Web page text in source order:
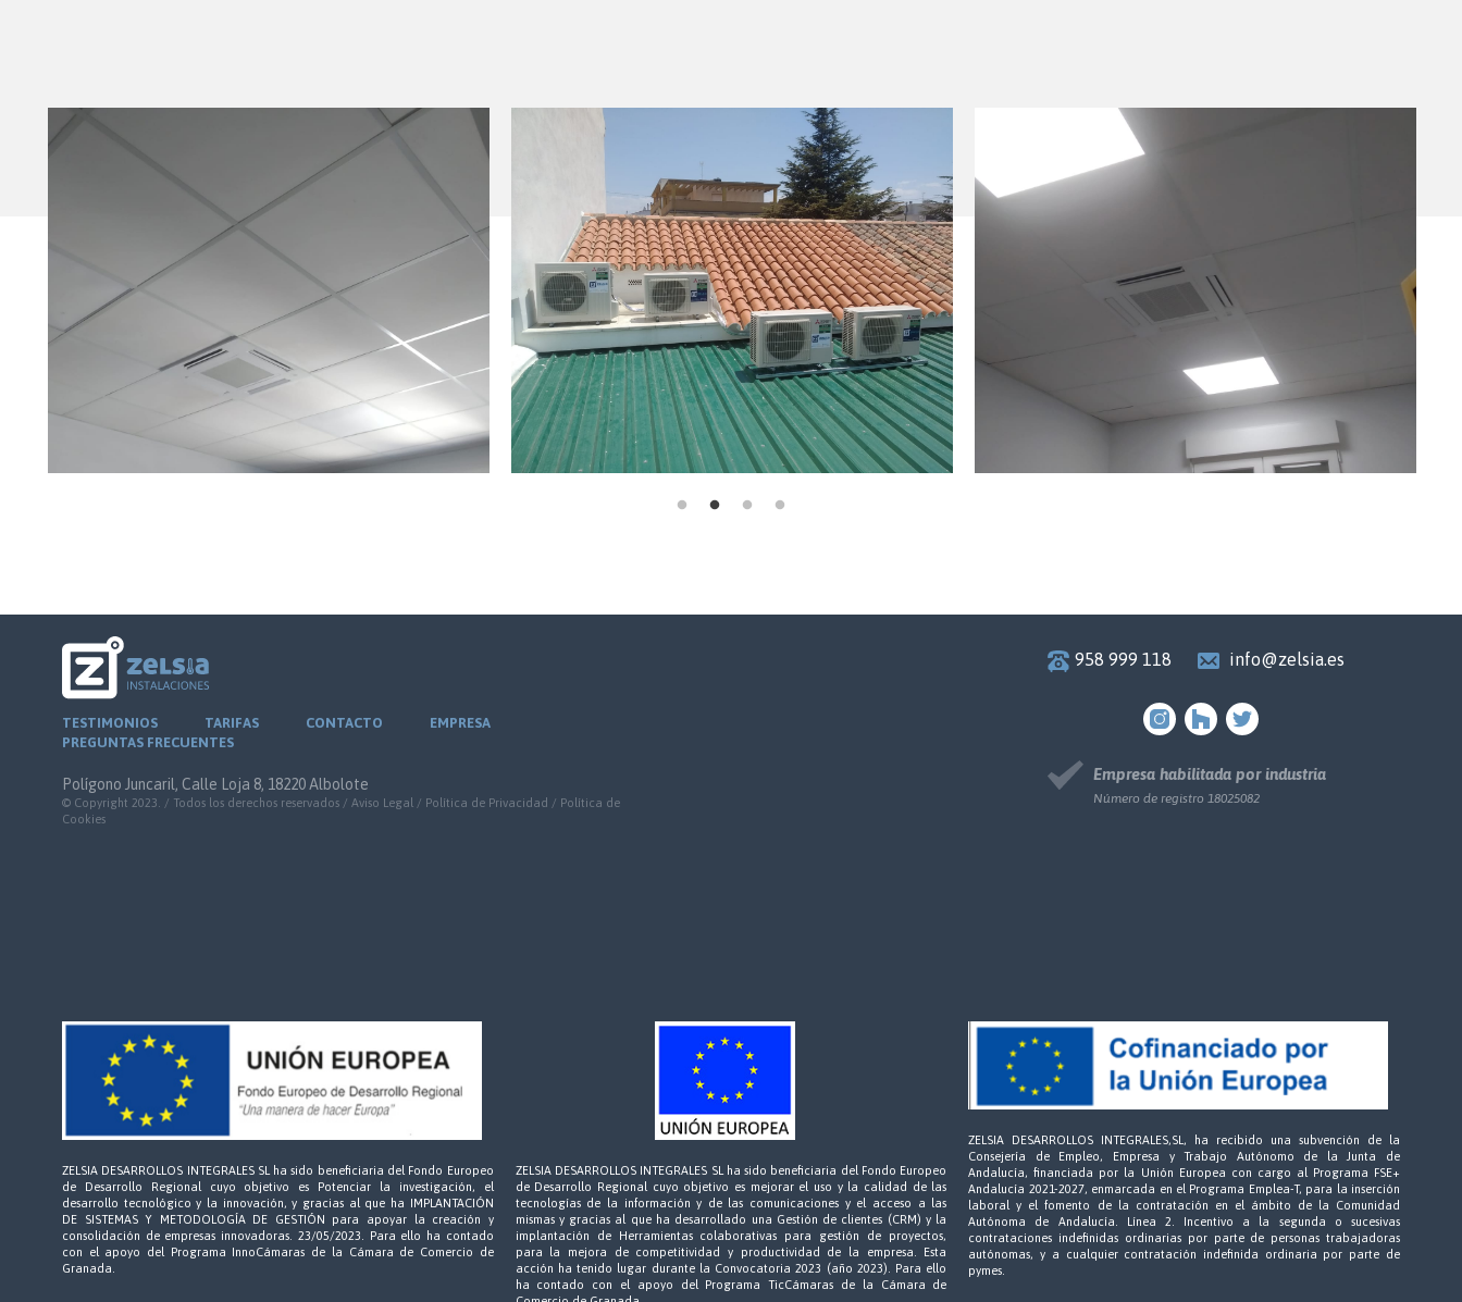
TESTIMONIOS TARIFAS CONTACTO
EMPRESA
PREGUNTAS FRECUENTES
Polígono Juncaril, Calle Loja 8, 18220 Albolote
© Copyright 2023. / Todos los derechos reservados / Aviso Legal / Política de Privacidad / Política de
Cookies
958 999 118 info@zelsia.es
Empresa habilitada por industria
Número de registro 18025082
ZELSIA DESARROLLOS INTEGRALES SL ha sido beneficiaria del Fondo Europeo
de Desarrollo Regional cuyo objetivo es Potenciar la investigación, el
desarrollo tecnológico y la innovación, y gracias al que ha IMPLANTACIÓN
DE SISTEMAS Y METODOLOGÍA DE GESTIÓN para apoyar la creación y
consolidación de empresas innovadoras. 23/05/2023. Para ello ha contado
con el apoyo del Programa InnoCámaras de la Cámara de Comercio de
Granada.
ZELSIA DESARROLLOS INTEGRALES SL ha sido beneficiaria del Fondo Europeo
de Desarrollo Regional cuyo objetivo es mejorar el uso y la calidad de las
tecnologías de la información y de las comunicaciones y el acceso a las
mismas y gracias al que ha desarrollado una Gestión de clientes (CRM) y la
implantación de Herramientas colaborativas para gestión de proyectos,
para la mejora de competitividad y productividad de la empresa. Esta
acción ha tenido lugar durante la Convocatoria 2023 (año 2023). Para ello
ha contado con el apoyo del Programa TicCámaras de la Cámara de
ZELSIA DESARROLLOS INTEGRALES,SL, ha recibido una subvención de la
Consejería de Empleo, Empresa y Trabajo Autónomo de la Junta de
Andalucía, financiada por la Unión Europea con cargo al Programa FSE+
Andalucía 2021-2027, enmarcada en el Programa Emplea-T, para la inserción
laboral y el fomento de la contratación en el ámbito de la Comunidad
Autónoma de Andalucía. Línea 2. Incentivo a la segunda o sucesivas
contrataciones indefinidas ordinarias por parte de personas trabajadoras
autónomas, y a cualquier contratación indefinida ordinaria por parte de
pymes.